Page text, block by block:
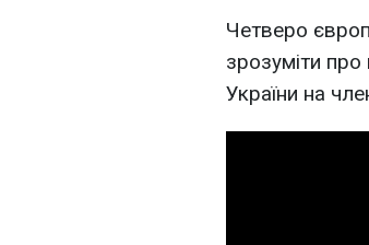
Четверо
зрозуміти
України на